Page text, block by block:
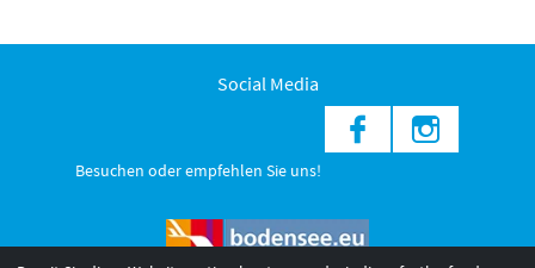
Social Media
Besuchen oder empfehlen Sie uns!